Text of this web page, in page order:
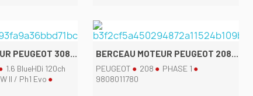
PEUGEOT 308...
1.6 BlueHDi 120ch
II / Ph1 Evo
BERCEAU MOTEUR PEUGEOT 208...
PEUGEOT 208
PHASE 1
9808011780